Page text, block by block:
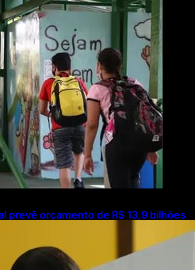
prevê orçamento de R$ 13,9 bilhões